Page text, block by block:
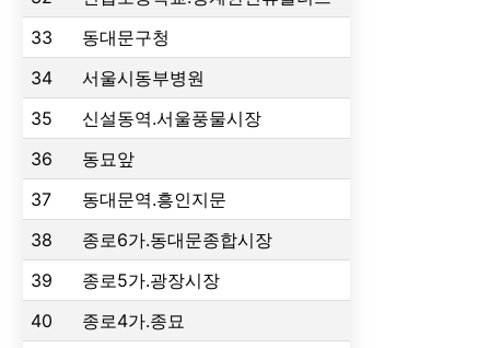
33
동대문구청
34
서울시동부병원
35
신설동역.서울풍물시장
36
동묘앞
37
동대문역.흥인지문
38
종로6가.동대문종합시장
39
종로5가.광장시장
40
종로4가.종묘